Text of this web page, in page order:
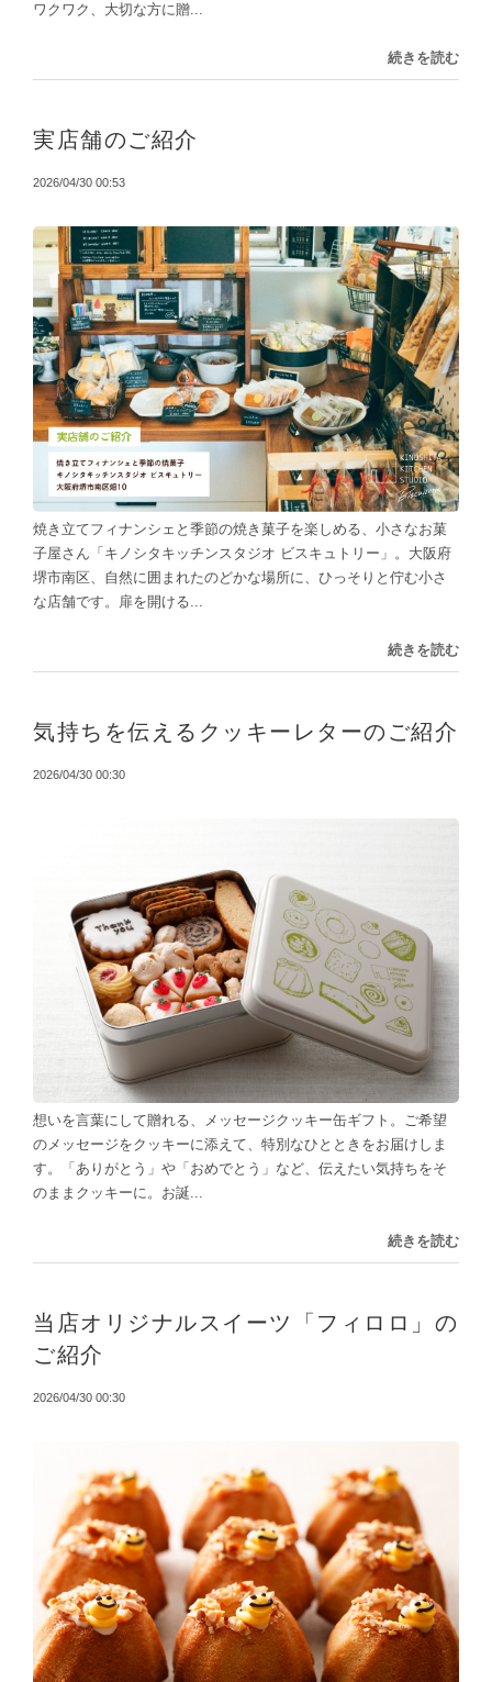
ワクワク、大切な方に贈...
続きを読む
実店舗のご紹介
2026/04/30 00:53
焼き立てフィナンシェと季節の焼き菓子を楽しめる、小さなお菓
子屋さん「キノシタキッチンスタジオ ビスキュトリー」。大阪府
堺市南区、自然に囲まれたのどかな場所に、ひっそりと佇む小さ
な店舗です。扉を開ける...
続きを読む
気持ちを伝えるクッキーレターのご紹介
2026/04/30 00:30
想いを言葉にして贈れる、メッセージクッキー缶ギフト。ご希望
のメッセージをクッキーに添えて、特別なひとときをお届けしま
す。「ありがとう」や「おめでとう」など、伝えたい気持ちをそ
のままクッキーに。お誕...
続きを読む
当店オリジナルスイーツ「フィロロ」の
ご紹介
2026/04/30 00:30